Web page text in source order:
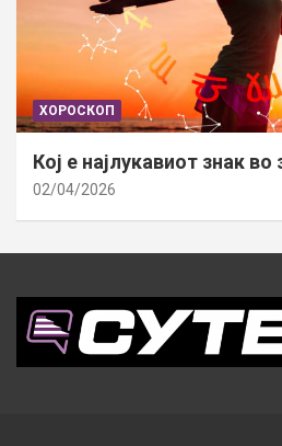
ХОРОСКОП
Кој е најлукавиот знак во
02/04/2026